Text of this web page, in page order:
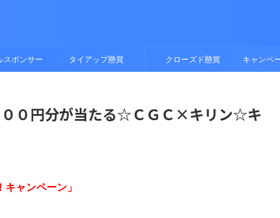
スポンサー タイアップ懸賞 クローズド懸賞 キャンペ
００円分が当たる☆ＣＧＣ×キリン☆キ
ャンペーン」